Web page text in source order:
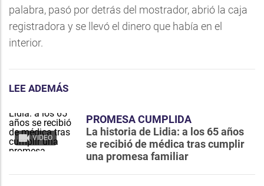
palabra, pasó por detrás del mostrador, abrió la caja
registradora y se llevó el dinero que había en el
interior.
LEE ADEMÁS
VIDEO
PROMESA CUMPLIDA
La historia de Lidia: a los 65 años
se recibió de médica tras cumplir
una promesa familiar